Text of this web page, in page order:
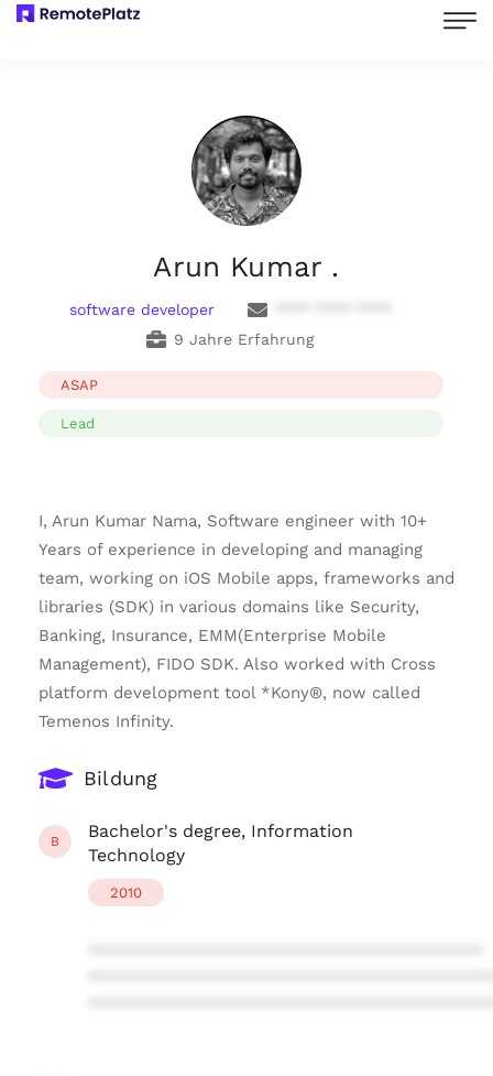
Arun Kumar .
software developer
9 Jahre Erfahrung
ASAP
Lead
I, Arun Kumar Nama, Software engineer with 10+
Years of experience in developing and managing
team, working on iOS Mobile apps, frameworks and
libraries (SDK) in various domains like Security,
Banking, Insurance, EMM(Enterprise Mobile
Management), FIDO SDK. Also worked with Cross
platform development tool *Kony®, now called
Temenos Infinity.
Bildung
B
Bachelor's degree, Information
Technology
2010